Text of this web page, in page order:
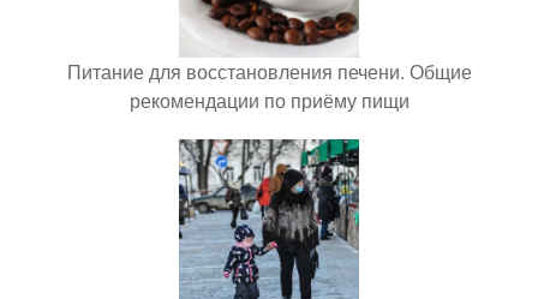
Питание для восстановления печени. Общие
рекомендации по приёму пищи